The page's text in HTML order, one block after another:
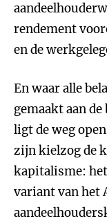
rendement
en de
En waar alle
gemaakt aan
ligt de weg
zijn kielzog de
kapitalisme:
variant van het